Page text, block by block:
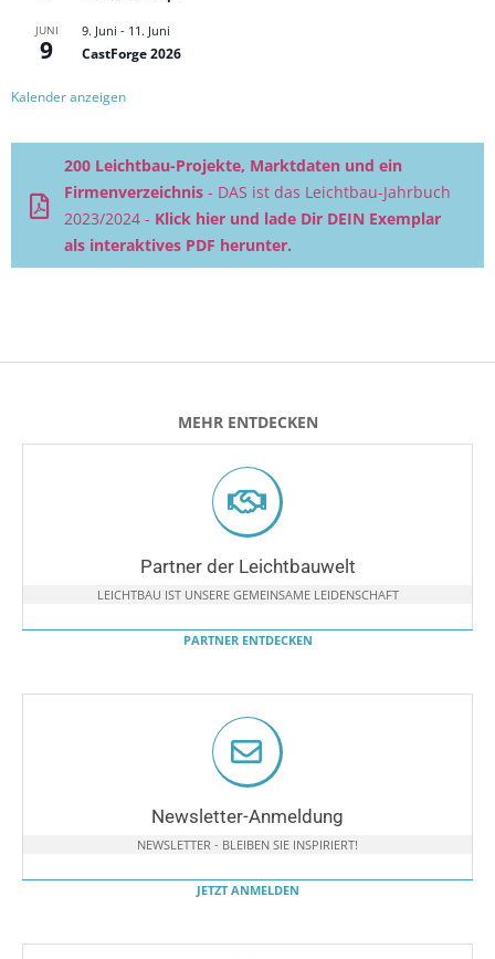
JUNI
9
9. Juni - 11. Juni
CastForge 2026
Kalender anzeigen
200 Leichtbau-Projekte, Marktdaten und ein
Firmenverzeichnis - DAS ist das Leichtbau-Jahrbuch
2023/2024 - Klick hier und lade Dir DEIN Exemplar
als interaktives PDF herunter.
MEHR ENTDECKEN
Partner der Leichtbauwelt
LEICHTBAU IST UNSERE GEMEINSAME LEIDENSCHAFT
PARTNER ENTDECKEN
Newsletter-Anmeldung
NEWSLETTER - BLEIBEN SIE INSPIRIERT!
JETZT ANMELDEN